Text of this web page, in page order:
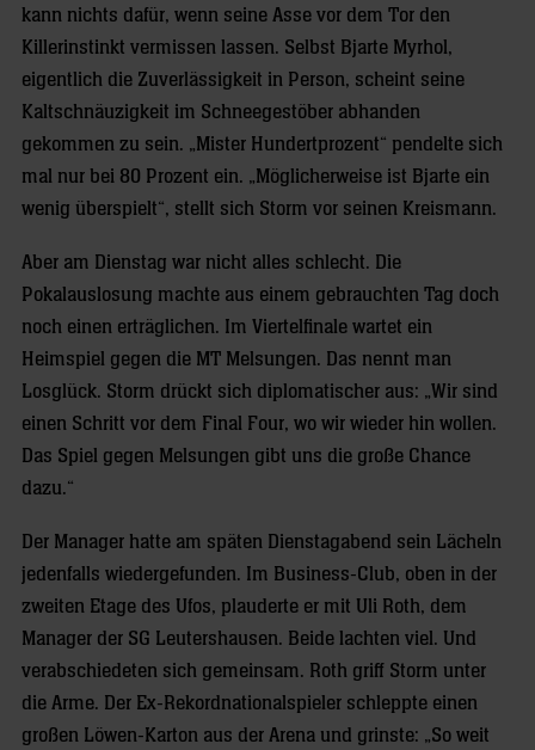
kann nichts dafür, wenn seine Asse vor dem Tor den
Killerinstinkt vermissen lassen. Selbst Bjarte Myrhol,
eigentlich die Zuverlässigkeit in Person, scheint seine
Kaltschnäuzigkeit im Schneegestöber abhanden
gekommen zu sein. „Mister Hundertprozent“ pendelte sich
mal nur bei 80 Prozent ein. „Möglicherweise ist Bjarte ein
wenig überspielt“, stellt sich Storm vor seinen Kreismann.
Aber am Dienstag war nicht alles schlecht. Die
Pokalauslosung machte aus einem gebrauchten Tag doch
noch einen erträglichen. Im Viertelfinale wartet ein
Heimspiel gegen die MT Melsungen. Das nennt man
Losglück. Storm drückt sich diplomatischer aus: „Wir sind
einen Schritt vor dem Final Four, wo wir wieder hin wollen.
Das Spiel gegen Melsungen gibt uns die große Chance
dazu.“
Der Manager hatte am späten Dienstagabend sein Lächeln
jedenfalls wiedergefunden. Im Business-Club, oben in der
zweiten Etage des Ufos, plauderte er mit Uli Roth, dem
Manager der SG Leutershausen. Beide lachten viel. Und
verabschiedeten sich gemeinsam. Roth griff Storm unter
die Arme. Der Ex-Rekordnationalspieler schleppte einen
großen Löwen-Karton aus der Arena und grinste: „So weit